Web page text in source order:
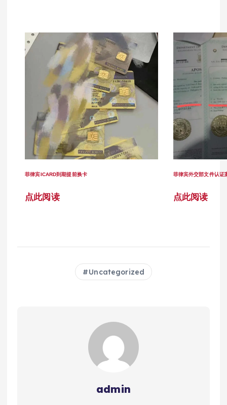
菲律宾ICARD到期提前换卡
点此阅读
菲律宾外交部文件认证
点此阅读
Uncategorized
admin